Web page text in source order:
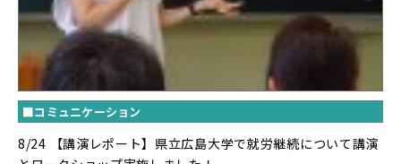
■コミュニケーション
8/24 【講演レポート】県立広島大学で就労継続について講演